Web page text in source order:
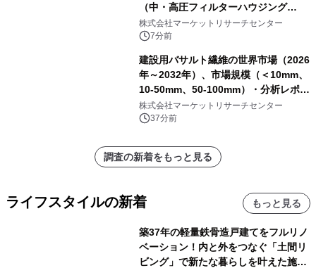
（中・高圧フィルターハウジング
（1000～5000 psi）、高圧フィルター
ハウジング（5000～10000 psi）、超
psi以上））・分析レポートを発表
株式会社マーケットリサーチセンター
7分前
建設用バサルト繊維の世界市場（2026
年～2032年）、市場規模（＜10mm、
10-50mm、50-100mm）・分析レポー
トを発表
株式会社マーケットリサーチセンター
37分前
調査の新着をもっと見る
ライフスタイルの新着 もっと見る
築37年の軽量鉄骨造戸建てをフルリノ
ベーション！内と外をつなぐ「土間リ
ビング」で新たな暮らしを叶えた施工